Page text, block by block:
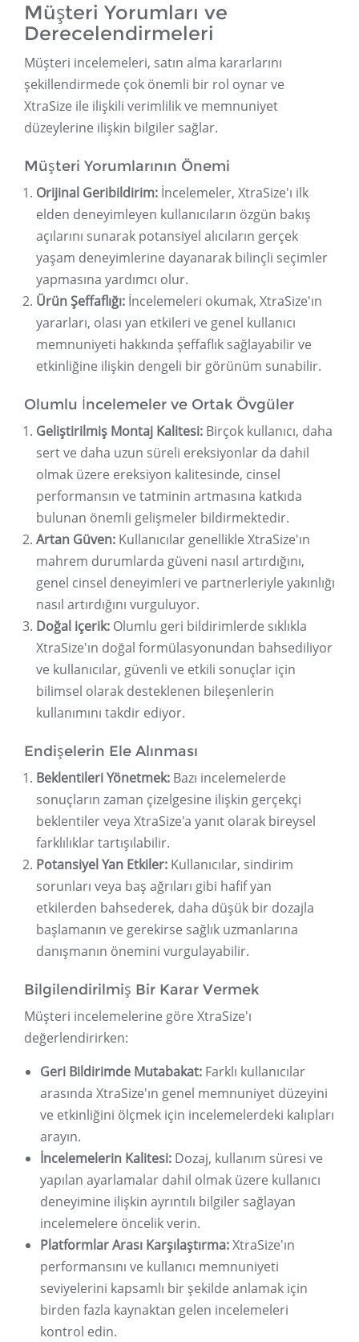
Müşteri Yorumları ve
Derecelendirmeleri
Müşteri incelemeleri, satın alma kararlarını
şekillendirmede çok önemli bir rol oynar ve
XtraSize ile ilişkili verimlilik ve memnuniyet
düzeylerine ilişkin bilgiler sağlar.
Müşteri Yorumlarının Önemi
Orijinal Geribildirim: İncelemeler, XtraSize'ı ilk
elden deneyimleyen kullanıcıların özgün bakış
açılarını sunarak potansiyel alıcıların gerçek
yaşam deneyimlerine dayanarak bilinçli seçimler
yapmasına yardımcı olur.
Ürün Şeffaflığı: İncelemeleri okumak, XtraSize'ın
yararları, olası yan etkileri ve genel kullanıcı
memnuniyeti hakkında şeffaflık sağlayabilir ve
etkinliğine ilişkin dengeli bir görünüm sunabilir.
Olumlu İncelemeler ve Ortak Övgüler
Geliştirilmiş Montaj Kalitesi: Birçok kullanıcı, daha
sert ve daha uzun süreli ereksiyonlar da dahil
olmak üzere ereksiyon kalitesinde, cinsel
performansın ve tatminin artmasına katkıda
bulunan önemli gelişmeler bildirmektedir.
Artan Güven: Kullanıcılar genellikle XtraSize'ın
mahrem durumlarda güveni nasıl artırdığını,
genel cinsel deneyimleri ve partnerleriyle yakınlığı
nasıl artırdığını vurguluyor.
Doğal içerik: Olumlu geri bildirimlerde sıklıkla
XtraSize'ın doğal formülasyonundan bahsediliyor
ve kullanıcılar, güvenli ve etkili sonuçlar için
bilimsel olarak desteklenen bileşenlerin
kullanımını takdir ediyor.
Endişelerin Ele Alınması
Beklentileri Yönetmek: Bazı incelemelerde
sonuçların zaman çizelgesine ilişkin gerçekçi
beklentiler veya XtraSize'a yanıt olarak bireysel
farklılıklar tartışılabilir.
Potansiyel Yan Etkiler: Kullanıcılar, sindirim
sorunları veya baş ağrıları gibi hafif yan
etkilerden bahsederek, daha düşük bir dozajla
başlamanın ve gerekirse sağlık uzmanlarına
danışmanın önemini vurgulayabilir.
Bilgilendirilmiş Bir Karar Vermek
Müşteri incelemelerine göre XtraSize'ı
değerlendirirken:
Geri Bildirimde Mutabakat: Farklı kullanıcılar
arasında XtraSize'ın genel memnuniyet düzeyini
ve etkinliğini ölçmek için incelemelerdeki kalıpları
arayın.
İncelemelerin Kalitesi: Dozaj, kullanım süresi ve
yapılan ayarlamalar dahil olmak üzere kullanıcı
deneyimine ilişkin ayrıntılı bilgiler sağlayan
incelemelere öncelik verin.
Platformlar Arası Karşılaştırma:XtraSize'ın
performansını ve kullanıcı memnuniyeti
seviyelerini kapsamlı bir şekilde anlamak için
birden fazla kaynaktan gelen incelemeleri
kontrol edin.